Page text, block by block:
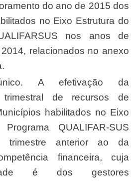
do ano de 2015 dos
no Eixo Estrutura do
nos anos de
relacionados no anexo
trimestral de recursos de
habilitados no Eixo
QUALIFAR-SUS
trimestre anterior ao da
financeira, cuja
é dos gestores